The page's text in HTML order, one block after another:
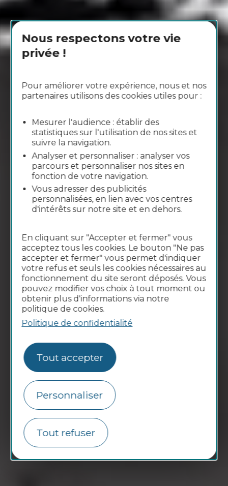
Nous respectons votre vie
privée !
Pour améliorer votre expérience, nous et nos
partenaires utilisons des cookies utiles pour :
Mesurer l'audience : établir des
statistiques sur l'utilisation de nos sites et
suivre la navigation.
Analyser et personnaliser : analyser vos
parcours et personnaliser nos sites en
fonction de votre navigation.
Vous adresser des publicités
personnalisées, en lien avec vos centres
d'intérêts sur notre site et en dehors.
En cliquant sur "Accepter et fermer" vous
acceptez tous les cookies. Le bouton "Ne pas
accepter et fermer" vous permet d'indiquer
votre refus et seuls les cookies nécessaires au
fonctionnement du site seront déposés. Vous
pouvez modifier vos choix à tout moment ou
obtenir plus d'informations via notre
politique de cookies.
Politique de confidentialité
Tout accepter
Personnaliser
Tout refuser